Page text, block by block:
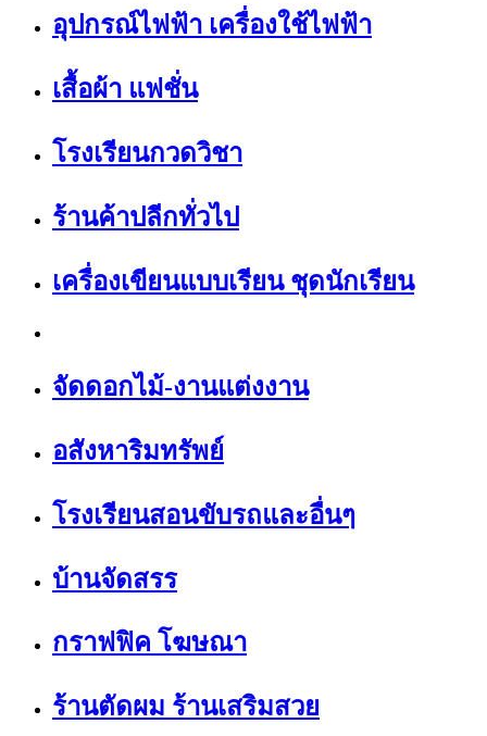
อุปกรณ์ไฟฟ้า เครื่องใช้ไฟฟ้า
เสื้อผ้า แฟชั่น
โรงเรียนกวดวิชา
ร้านค้าปลีกทั่วไป
เครื่องเขียนแบบเรียน ชุดนักเรียน
จัดดอกไม้-งานแต่งงาน
อสังหาริมทรัพย์
โรงเรียนสอนขับรถและอื่นๆ
บ้านจัดสรร
กราฟฟิค โฆษณา
ร้านตัดผม ร้านเสริมสวย